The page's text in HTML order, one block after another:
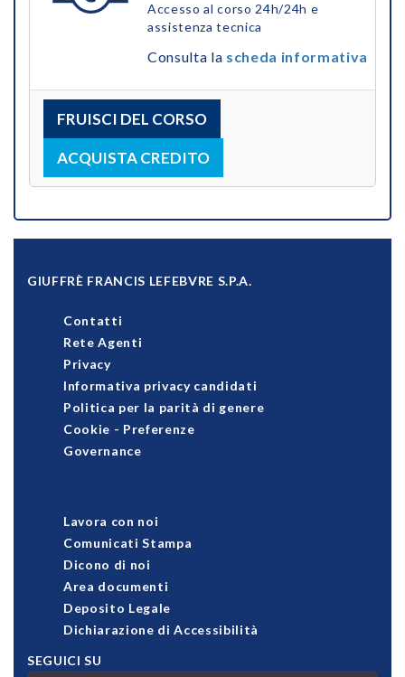
Accesso al corso 24h/24h e
assistenza tecnica
Consulta la scheda informativa
FRUISCI DEL CORSO
ACQUISTA CREDITO
GIUFFRÈ FRANCIS LEFEBVRE S.P.A.
Contatti
Rete Agenti
Privacy
Informativa privacy candidati
Politica per la parità di genere
Cookie - Preferenze
Governance
Lavora con noi
Comunicati Stampa
Dicono di noi
Area documenti
Deposito Legale
Dichiarazione di Accessibilità
SEGUICI SU